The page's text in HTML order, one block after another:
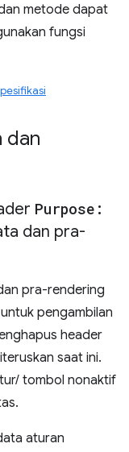
metode dapat
fungsi
dan
Purpose:
dan pra-
pra-rendering
untuk pengambilan
header
saat ini.
tombol nonaktif
aturan